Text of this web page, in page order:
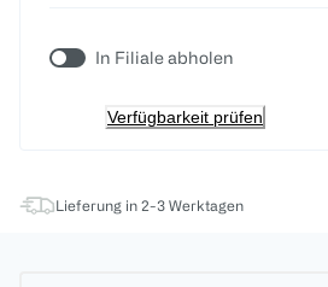
In Filiale abholen
Verfügbarkeit prüfen
Lieferung in 2-3 Werktagen